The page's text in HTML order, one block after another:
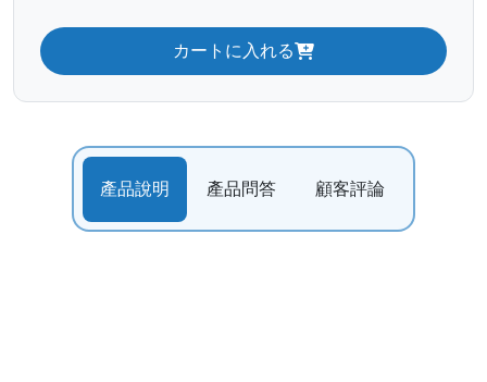
カートに入れる
產品說明 產品問答 顧客評論